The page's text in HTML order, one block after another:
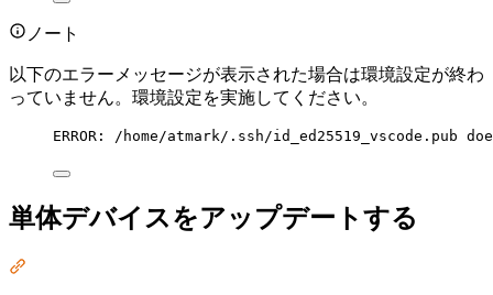
ノート
以下のエラーメッセージが表示された場合は環境設定が終わ
っていません。環境設定を実施してください。
Terminal window
ERROR: /home/atmark/.ssh/id_ed25519_vscode.pub
単体デバイスをアップデートする